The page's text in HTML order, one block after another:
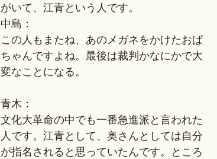
がいて、江青という人です。
中島：
この人もまたね、あのメガネをかけたおば
ちゃんですよね。最後は裁判かなにかで大
変なことになる。
青木：
文化大革命の中でも一番急進派と言われた
人です。江青として、奥さんとしては自分
が指名されると思っていたんです。ところ